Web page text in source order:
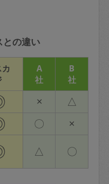
との違い
A
社
B
社
× △
〇 ×
△ 〇